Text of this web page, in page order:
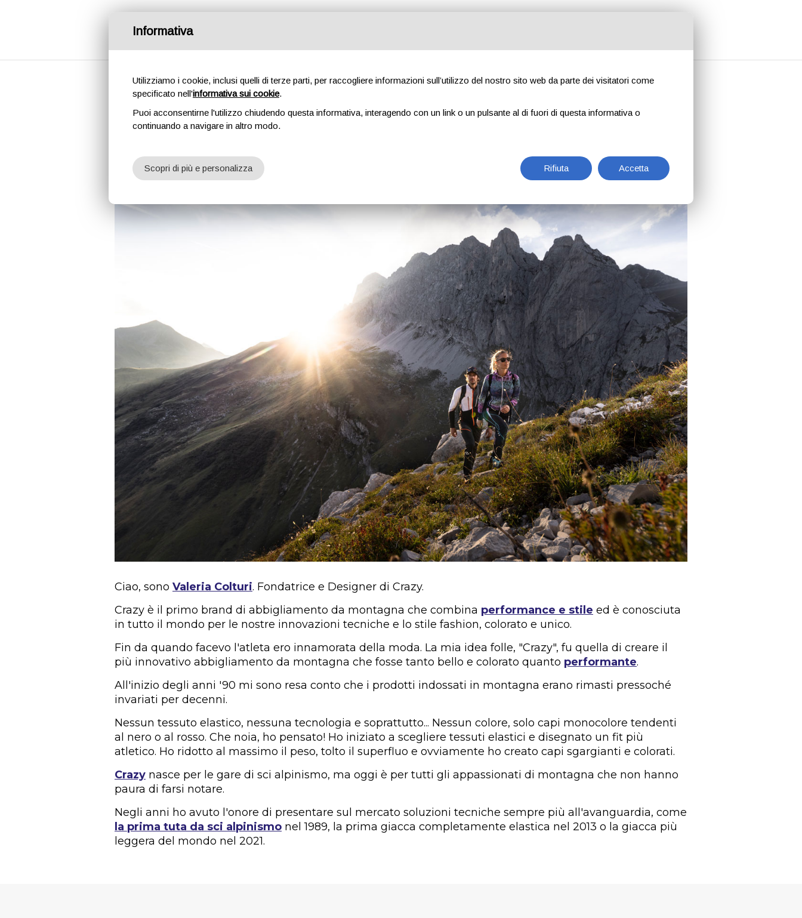
Che ne dici di entrare nella squadra più
Crazy che c'è?
Posizioni vacanti per talenti di serie A!
Ciao, sono Valeria Colturi. Fondatrice e Designer di Crazy.
Crazy è il primo brand di abbigliamento da montagna che combina performance e stile ed è conosciuta
in tutto il mondo per le nostre innovazioni tecniche e lo stile fashion, colorato e unico.
Fin da quando facevo l'atleta ero innamorata della moda. La mia idea folle, "Crazy", fu quella di creare il
più innovativo abbigliamento da montagna che fosse tanto bello e colorato quanto performante.
All'inizio degli anni '90 mi sono resa conto che i prodotti indossati in montagna erano rimasti pressoché
invariati per decenni.
Nessun tessuto elastico, nessuna tecnologia e soprattutto... Nessun colore, solo capi monocolore tendenti
al nero o al rosso. Che noia, ho pensato! Ho iniziato a scegliere tessuti elastici e disegnato un fit più
atletico. Ho ridotto al massimo il peso, tolto il superfluo e ovviamente ho creato capi sgargianti e colorati.
Crazy nasce per le gare di sci alpinismo, ma oggi è per tutti gli appassionati di montagna che non hanno
paura di farsi notare.
Negli anni ho avuto l'onore di presentare sul mercato soluzioni tecniche sempre più all'avanguardia, come
la prima tuta da sci alpinismo nel 1989, la prima giacca completamente elastica nel 2013 o la giacca più
leggera del mondo nel 2021.
Informativa
Utilizziamo i cookie, inclusi quelli di terze parti, per raccogliere informazioni sull’utilizzo del nostro sito web da parte dei visitatori come
specificato nell'informativa sui cookie.
Puoi acconsentirne l'utilizzo chiudendo questa informativa, interagendo con un link o un pulsante al di fuori di questa informativa o
continuando a navigare in altro modo.
Rifiuta Accetta
Scopri di più e personalizza